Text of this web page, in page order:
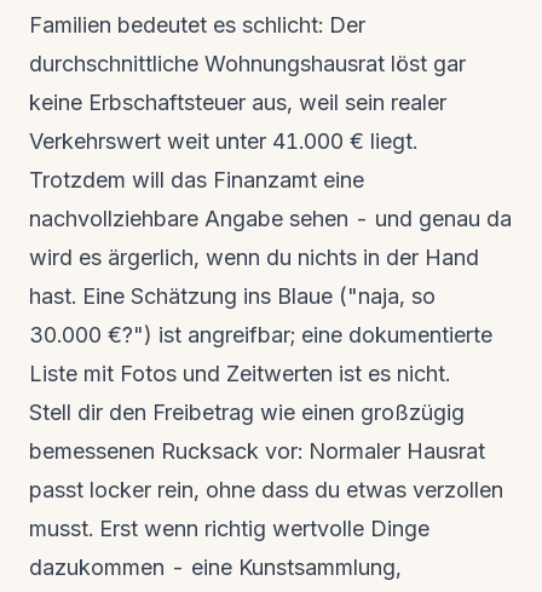
Familien bedeutet es schlicht: Der
durchschnittliche Wohnungshausrat löst gar
keine Erbschaftsteuer aus, weil sein realer
Verkehrswert weit unter 41.000 € liegt.
Trotzdem will das Finanzamt eine
nachvollziehbare Angabe sehen - und genau da
wird es ärgerlich, wenn du nichts in der Hand
hast. Eine Schätzung ins Blaue ("naja, so
30.000 €?") ist angreifbar; eine dokumentierte
Liste mit Fotos und Zeitwerten ist es nicht.
Stell dir den Freibetrag wie einen großzügig
bemessenen Rucksack vor: Normaler Hausrat
passt locker rein, ohne dass du etwas verzollen
musst. Erst wenn richtig wertvolle Dinge
dazukommen - eine Kunstsammlung,